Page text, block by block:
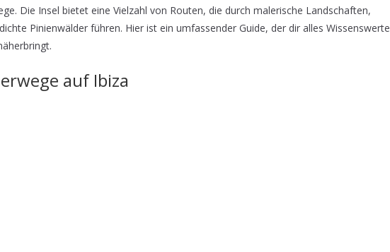
Die Insel bietet eine Vielzahl von Routen, die durch malerische Landschaften,
Pinienwälder führen. Hier ist ein umfassender Guide, der dir alles Wissenswerte
auf Ibiza